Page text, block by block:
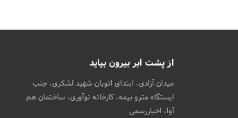
از پشت ابر بیرون بیاید
میدان آزادی، ابتدای اتوبان شهید لشکری، جنب
ایستگاه مترو بیمه، کارخانه نوآوری، ساختمان هم
آوا، اخباررسمی